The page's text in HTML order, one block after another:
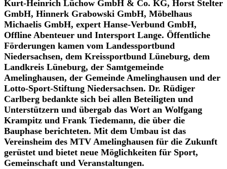
Kurt-Heinrich Lüchow GmbH & Co. KG, Horst Stelter
GmbH, Hinnerk Grabowski GmbH, Möbelhaus
Michaelis GmbH, expert Hanse-Verbund GmbH,
Offline Abenteuer und Intersport Lange. Öffentliche
Förderungen kamen vom Landessportbund
Niedersachsen, dem Kreissportbund Lüneburg, dem
Landkreis Lüneburg, der Samtgemeinde
Amelinghausen, der Gemeinde Amelinghausen und der
Lotto-Sport-Stiftung Niedersachsen. Dr. Rüdiger
Carlberg bedankte sich bei allen Beteiligten und
Unterstützern und übergab das Wort an Wolfgang
Krampitz und Frank Tiedemann, die über die
Bauphase berichteten. Mit dem Umbau ist das
Vereinsheim des MTV Amelinghausen für die Zukunft
gerüstet und bietet neue Möglichkeiten für Sport,
Gemeinschaft und Veranstaltungen.